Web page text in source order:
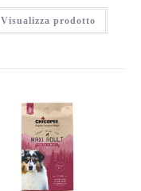
Visualizza prodotto